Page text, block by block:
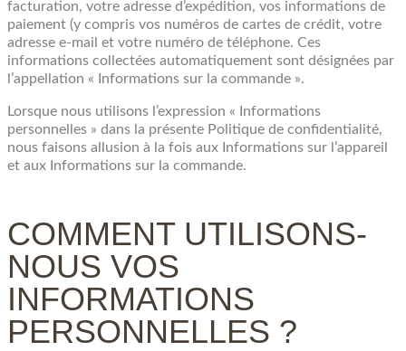
facturation, votre adresse d’expédition, vos informations de
paiement (y compris vos numéros de cartes de crédit, votre
adresse e-mail et votre numéro de téléphone. Ces
informations collectées automatiquement sont désignées par
l’appellation « Informations sur la commande ».
Lorsque nous utilisons l’expression « Informations
personnelles » dans la présente Politique de confidentialité,
nous faisons allusion à la fois aux Informations sur l’appareil
et aux Informations sur la commande.
COMMENT UTILISONS-
NOUS VOS
INFORMATIONS
PERSONNELLES ?